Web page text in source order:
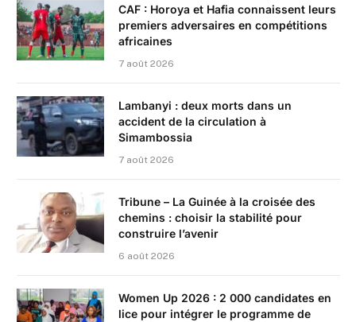
CAF : Horoya et Hafia connaissent leurs
premiers adversaires en compétitions
africaines
7 août 2026
Lambanyi : deux morts dans un
accident de la circulation à
Simambossia
7 août 2026
Tribune – La Guinée à la croisée des
chemins : choisir la stabilité pour
construire l’avenir
6 août 2026
Women Up 2026 : 2 000 candidates en
lice pour intégrer le programme de